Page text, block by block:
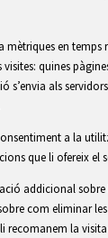
mètriques en temps
quines
s’envia als
a la
que li ofereix el
addicional sobre
com eliminar les
recomanem la